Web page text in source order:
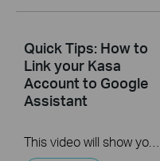
Quick Tips: How to
Link your Kasa
Account to Google
Assistant